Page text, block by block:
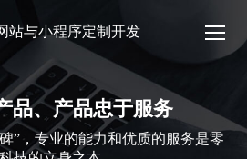
站与小程序定制开发
品、产品忠于服务
”，专业的能力和优质的服务是零